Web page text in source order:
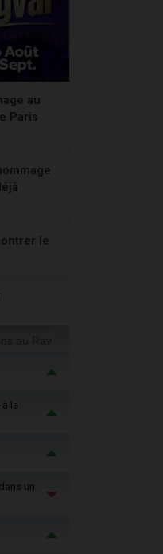
au
Paris
le
la
un